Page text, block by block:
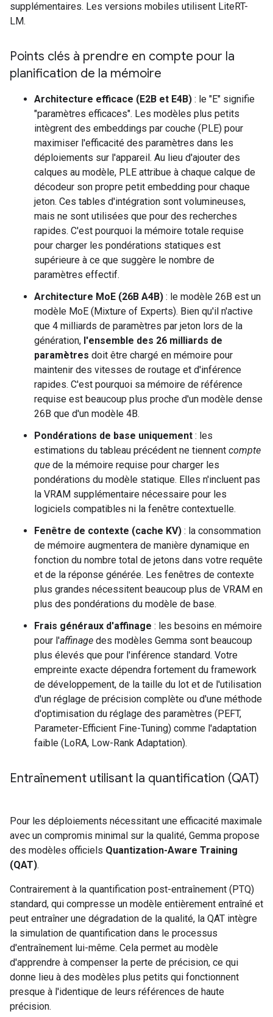
supplémentaires. Les versions mobiles utilisent LiteRT-
LM.
Points clés à prendre en compte pour la
planification de la mémoire
Architecture efficace (E2B et E4B) : le "E" signifie
"paramètres efficaces". Les modèles plus petits
intègrent des embeddings par couche (PLE) pour
maximiser l'efficacité des paramètres dans les
déploiements sur l'appareil. Au lieu d'ajouter des
calques au modèle, PLE attribue à chaque calque de
décodeur son propre petit embedding pour chaque
jeton. Ces tables d'intégration sont volumineuses,
mais ne sont utilisées que pour des recherches
rapides. C'est pourquoi la mémoire totale requise
pour charger les pondérations statiques est
supérieure à ce que suggère le nombre de
paramètres effectif.
Architecture MoE (26B A4B) : le modèle 26B est un
modèle MoE (Mixture of Experts). Bien qu'il n'active
que 4 milliards de paramètres par jeton lors de la
génération, l'ensemble des 26 milliards de
paramètres doit être chargé en mémoire pour
maintenir des vitesses de routage et d'inférence
rapides. C'est pourquoi sa mémoire de référence
requise est beaucoup plus proche d'un modèle dense
26B que d'un modèle 4B.
Pondérations de base uniquement : les
estimations du tableau précédent ne tiennent compte
que de la mémoire requise pour charger les
pondérations du modèle statique. Elles n'incluent pas
la VRAM supplémentaire nécessaire pour les
logiciels compatibles ni la fenêtre contextuelle.
Fenêtre de contexte (cache KV) : la consommation
de mémoire augmentera de manière dynamique en
fonction du nombre total de jetons dans votre requête
et de la réponse générée. Les fenêtres de contexte
plus grandes nécessitent beaucoup plus de VRAM en
plus des pondérations du modèle de base.
Frais généraux d'affinage : les besoins en mémoire
pour l'affinage des modèles Gemma sont beaucoup
plus élevés que pour l'inférence standard. Votre
empreinte exacte dépendra fortement du framework
de développement, de la taille du lot et de l'utilisation
d'un réglage de précision complète ou d'une méthode
d'optimisation du réglage des paramètres (PEFT,
Parameter-Efficient Fine-Tuning) comme l'adaptation
faible (LoRA, Low-Rank Adaptation).
Entraînement utilisant la quantification (QAT)
Pour les déploiements nécessitant une efficacité maximale
avec un compromis minimal sur la qualité, Gemma propose
des modèles officiels Quantization-Aware Training
(QAT).
Contrairement à la quantification post-entraînement (PTQ)
standard, qui compresse un modèle entièrement entraîné et
peut entraîner une dégradation de la qualité, la QAT intègre
la simulation de quantification dans le processus
d'entraînement lui-même. Cela permet au modèle
d'apprendre à compenser la perte de précision, ce qui
donne lieu à des modèles plus petits qui fonctionnent
presque à l'identique de leurs références de haute
précision.